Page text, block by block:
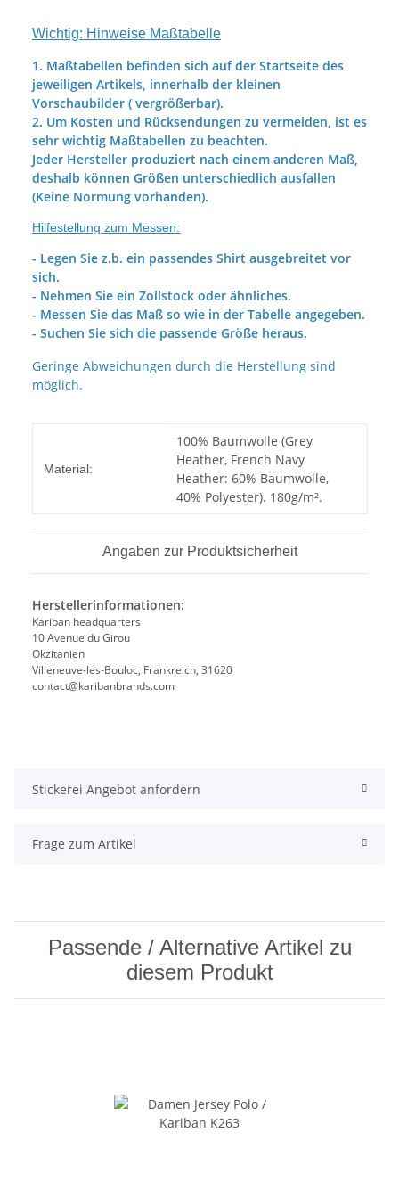
Wichtig: Hinweise Maßtabelle
1. Maßtabellen befinden sich auf der Startseite des
jeweiligen Artikels, innerhalb der kleinen
Vorschaubilder ( vergrößerbar).
2. Um Kosten und Rücksendungen zu vermeiden, ist es
sehr wichtig Maßtabellen zu beachten.
Jeder Hersteller produziert nach einem anderen Maß,
deshalb können Größen unterschiedlich ausfallen
(Keine Normung vorhanden).
Hilfestellung zum Messen:
- Legen Sie z.b. ein passendes Shirt ausgebreitet vor
sich.
- Nehmen Sie ein Zollstock oder ähnliches.
- Messen Sie das Maß so wie in der Tabelle angegeben.
- Suchen Sie sich die passende Größe heraus.
Geringe Abweichungen durch die Herstellung sind
möglich.
Material:
100% Baumwolle (Grey
Heather, French Navy
Heather: 60% Baumwolle,
40% Polyester). 180g/m².
Angaben zur Produktsicherheit
Herstellerinformationen:
Kariban headquarters
10 Avenue du Girou
Okzitanien
Villeneuve-les-Bouloc, Frankreich, 31620
contact@karibanbrands.com
Stickerei Angebot anfordern
Frage zum Artikel
Passende / Alternative Artikel zu
diesem Produkt